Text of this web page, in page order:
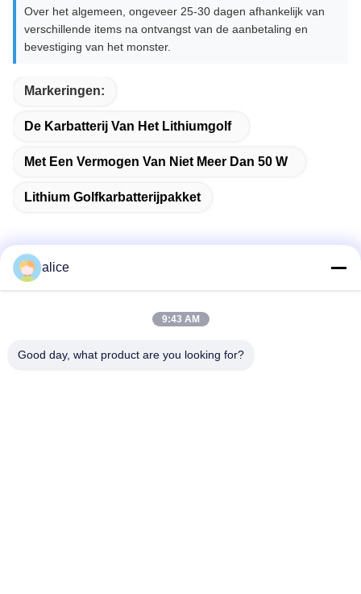
Over het algemeen, ongeveer 25-30 dagen afhankelijk van
verschillende items na ontvangst van de aanbetaling en
bevestiging van het monster.
Markeringen:
De Karbatterij Van Het Lithiumgolf
Met Een Vermogen Van Niet Meer Dan 50 W
Lithium Golfkarbatterijpakket
Fuyuan 5e Weg, Lithiumbatterij Industrie Park, High-tech
alice
9:43 AM
Good day, what product are you looking for?